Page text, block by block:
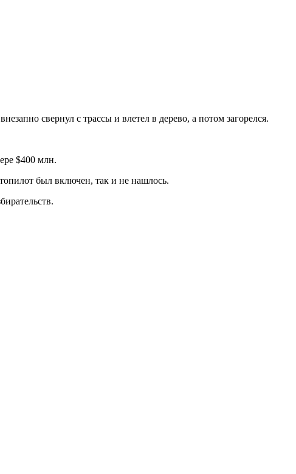
свернул с трассы и влетел в дерево, а потом загорелся.
$400 млн.
был включен, так и не нашлось.